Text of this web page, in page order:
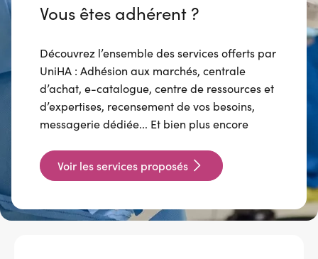
Vous êtes adhérent ?
Découvrez l’ensemble des services offerts par
UniHA : Adhésion aux marchés, centrale
d’achat, e-catalogue, centre de ressources et
d’expertises, recensement de vos besoins,
messagerie dédiée... Et bien plus encore
Voir les services proposés